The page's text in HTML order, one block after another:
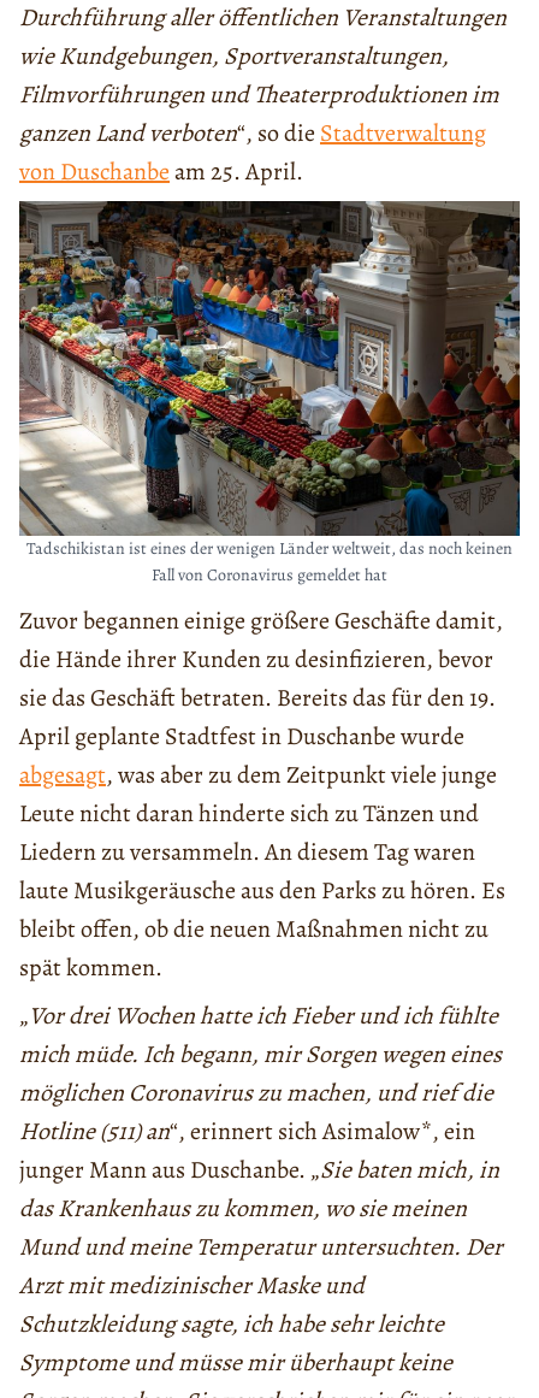
Durchführung aller öffentlichen Veranstaltungen
wie Kundgebungen, Sportveranstaltungen,
Filmvorführungen und Theaterproduktionen im
ganzen Land verboten“, so die Stadtverwaltung
von Duschanbeam 25. April.
Tadschikistan ist eines der wenigen Länder weltweit, das noch keinen
Fall von Coronavirus gemeldet hat
Zuvor begannen einige größere Geschäfte damit,
die Hände ihrer Kunden zu desinfizieren, bevor
sie das Geschäft betraten. Bereits das für den 19.
April geplante Stadtfest in Duschanbe wurde
abgesagt, was aber zu dem Zeitpunkt viele junge
Leute nicht daran hinderte sich zu Tänzen und
Liedern zu versammeln. An diesem Tag waren
laute Musikgeräusche aus den Parks zu hören. Es
bleibt offen, ob die neuen Maßnahmen nicht zu
spät kommen.
„Vor drei Wochen hatte ich Fieber und ich fühlte
mich müde. Ich begann, mir Sorgen wegen eines
möglichen Coronavirus zu machen, und rief die
Hotline (511) an“, erinnert sich Asimalow*, ein
junger Mann aus Duschanbe. „Sie baten mich, in
das Krankenhaus zu kommen, wo sie meinen
Mund und meine Temperatur untersuchten. Der
Arzt mit medizinischer Maske und
Schutzkleidung sagte, ich habe sehr leichte
Symptome und müsse mir überhaupt keine